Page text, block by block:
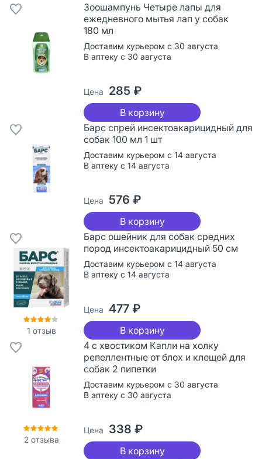
Зоошампунь Четыре лапы для
ежедневного мытья лап у собак
180 мл
Доставим курьером с 30 августа
В аптеку с 30 августа
Цена 285 ₽
В корзину
Барс спрей инсектоакарицидный для
собак 100 мл 1 шт
Доставим курьером с 14 августа
В аптеку с 14 августа
Цена 576 ₽
В корзину
1 отзыв
Барс ошейник для собак средних
пород инсектоакарицидный 50 см
Доставим курьером с 14 августа
В аптеку с 14 августа
Цена 477 ₽
В корзину
2 отзыва
4 с хвостиком Капли на холку
репеллентные от блох и клещей для
собак 2 пипетки
Доставим курьером с 30 августа
В аптеку с 30 августа
Цена 338 ₽
В корзину